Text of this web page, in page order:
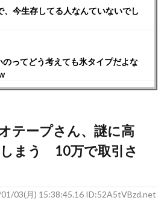
、今生存してる人なんていないでし
のってどう考えても氷タイプだよな
テープさん、謎に高
まう 10万で取引さ
03(月) 15:38:45.16 ID:52A5tVBzd.net